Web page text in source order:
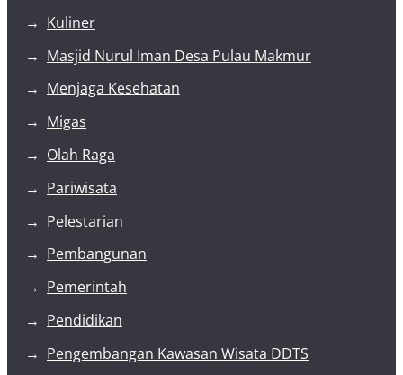
Kuliner
Masjid Nurul Iman Desa Pulau Makmur
Menjaga Kesehatan
Migas
Olah Raga
Pariwisata
Pelestarian
Pembangunan
Pemerintah
Pendidikan
Pengembangan Kawasan Wisata DDTS